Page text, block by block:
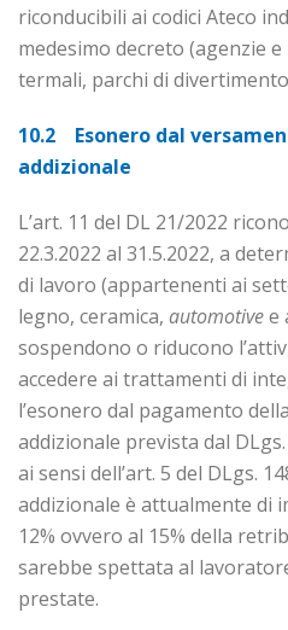
riconducibili ai codici Ateco
medesimo decreto (agenzie e
termali, parchi di
10.2 Esonero dal
addizionale
L’art. 11 del DL 21/2022
22.3.2022 al 31.5.2022, a
di lavoro (appartenenti ai
legno, ceramica, automotivee
sospendono o riducono
accedere ai trattamenti di
l’esonero dal pagamento
addizionale prevista dal
ai sensi dell’art. 5 del DLgs.
addizionale è attualmente di
12% ovvero al 15% della
sarebbe spettata al
prestate.